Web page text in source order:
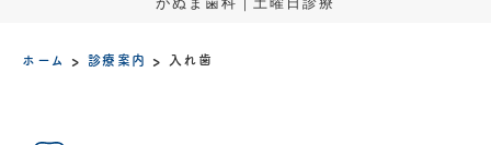
ホーム 診療案内 入れ歯